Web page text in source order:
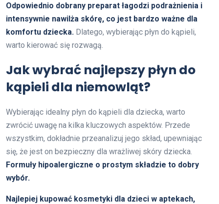
Odpowiednio dobrany preparat łagodzi podrażnienia i
intensywnie nawilża skórę, co jest bardzo ważne dla
komfortu dziecka. Dlatego, wybierając płyn do kąpieli,
warto kierować się rozwagą.
Jak wybrać najlepszy płyn do
kąpieli dla niemowląt?
Wybierając idealny płyn do kąpieli dla dziecka, warto
zwrócić uwagę na kilka kluczowych aspektów. Przede
wszystkim, dokładnie przeanalizuj jego skład, upewniając
się, że jest on bezpieczny dla wrażliwej skóry dziecka.
Formuły hipoalergiczne o prostym składzie to dobry
wybór.
Najlepiej kupować kosmetyki dla dzieci w aptekach,